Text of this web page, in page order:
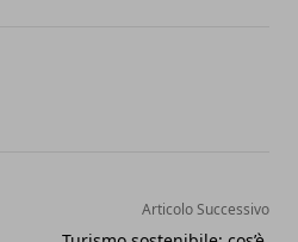
Articolo Successivo